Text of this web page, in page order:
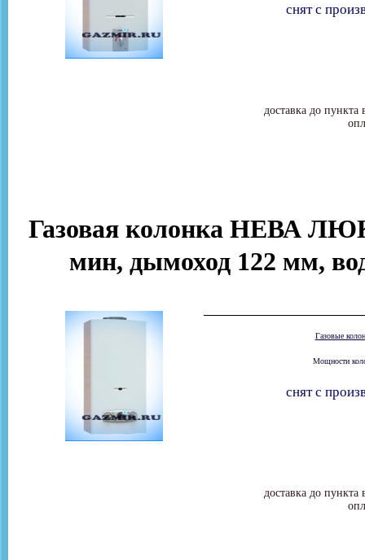
доставка до
снят с
Газовая колонка НЕВА
мин, дымоход 122 мм,
Газовые
Мощности
доставка до
снят с